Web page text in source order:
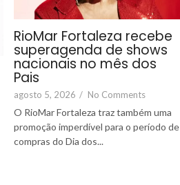
RioMar Fortaleza recebe
superagenda de shows
nacionais no mês dos
Pais
agosto 5, 2026 / No Comments
O RioMar Fortaleza traz também uma
promoção imperdível para o período de
compras do Dia dos...